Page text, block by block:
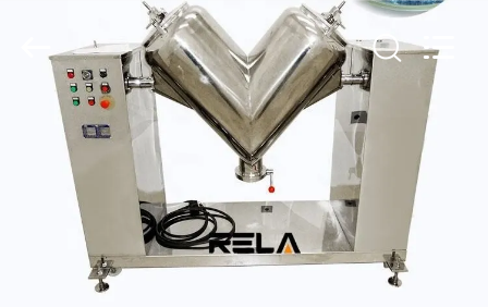
ΣΠΊΤΙ
ΠΡΟΪΌΝΤΑ
ΠΕΡΊΠΟΥ
ΕΜΕΊΣ